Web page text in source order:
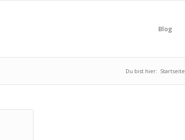
Blog
Du bist hier: Startseite